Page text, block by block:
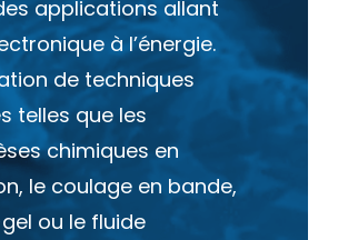
applications allant
à l’énergie.
de techniques
telles que les
chimiques en
le coulage en bande,
ou le fluide